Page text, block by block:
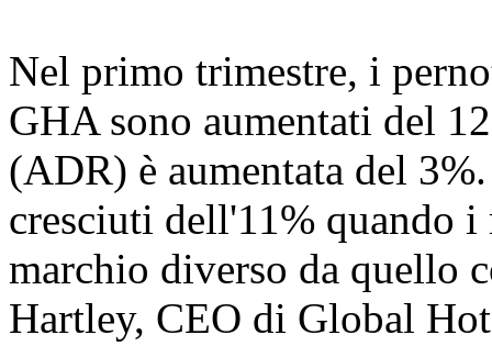
Nel primo trimestre, i
GHA sono aumentati del
(ADR) è aumentata del
cresciuti dell'11% quando
marchio diverso da quello
Hartley, CEO di Global